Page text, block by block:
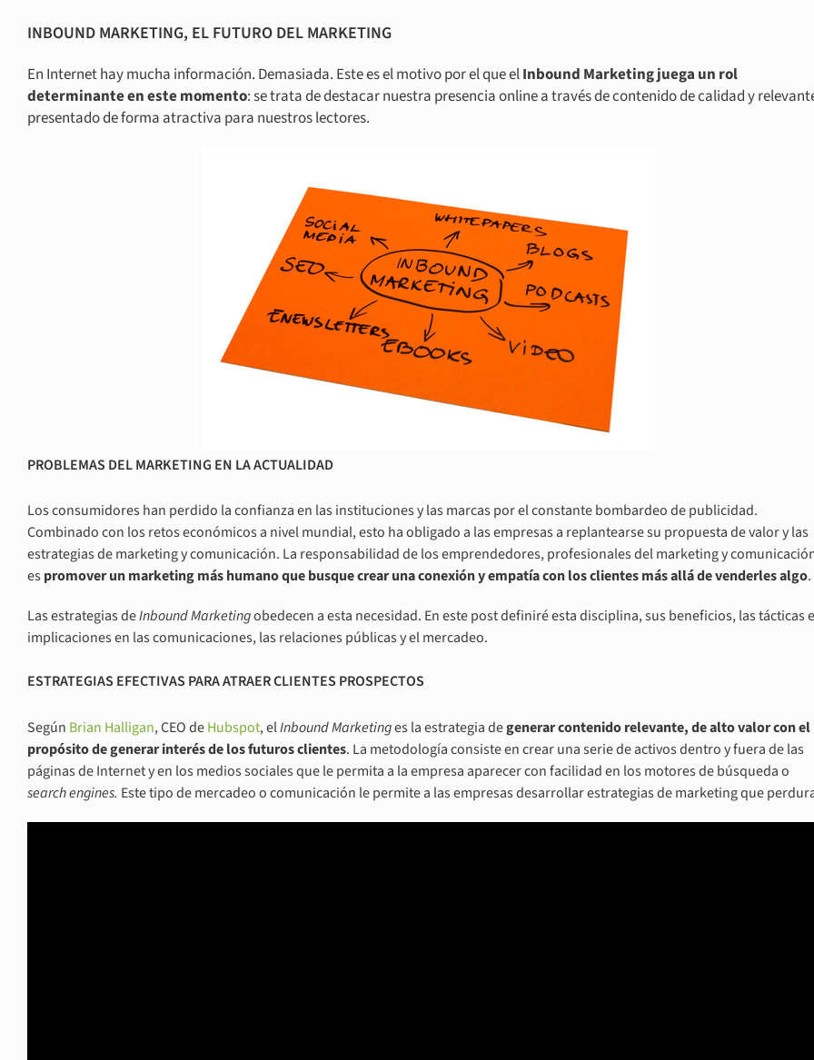
INBOUND MARKETING, EL FUTURO DEL MARKETING
En Internet hay mucha información. Demasiada. Este es el motivo por el que elInbound Marketing juega un rol
determinante en este momento: se trata de destacar nuestra presencia online a través de contenido de calidad y
presentado de forma atractiva para nuestros lectores.
PROBLEMAS DEL MARKETING EN LA ACTUALIDAD
Los consumidores han perdido la confianza en las instituciones y las marcas por el constante bombardeo de publicidad.
Combinado con los retos económicos a nivel mundial, esto ha obligado a las empresas a replantearse su propuesta de valor y las
estrategias de marketing y comunicación. La responsabilidad de los emprendedores, profesionales del marketing y
espromover unmarketing más humano que busque crear una conexión y empatía con los clientes más allá de venderles algo.
Las estrategias deInbound Marketingobedecen a esta necesidad. En este post definiré esta disciplina, sus beneficios, las tácticas e
implicaciones en las comunicaciones, las relaciones públicas y el mercadeo.
ESTRATEGIAS EFECTIVAS PARA ATRAER CLIENTES PROSPECTOS
Según Brian Halligan, CEO deHubspot, elInbound Marketinges la estrategia degenerar contenido relevante, de alto valor con el
propósito de generar interés de los futuros clientes. La metodología consiste en crear una serie de activos dentro y fuera de las
páginas de Internet y en los medios sociales que le permita a la empresa aparecer con facilidad en los motores de búsqueda o
search engines. Este tipo de mercadeo o comunicación le permite a las empresas desarrollar estrategias de marketing que